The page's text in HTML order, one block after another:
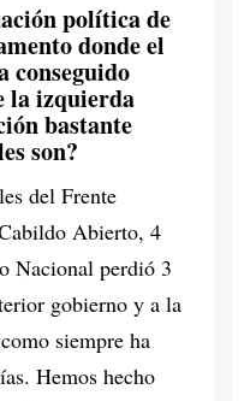
política de
donde el
conseguido
la izquierda
bastante
son?
del Frente
Abierto, 4
Nacional perdió 3
gobierno y a la
siempre ha
Hemos hecho